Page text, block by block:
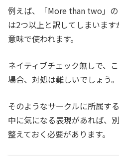
例えば、「More than two」
は2つ以上と訳してしまいま
意味で使われます。
ネイティブチェック無しで、
場合、対処は難しいでしょう。
そのようなサークルに所属す
中に気になる表現があれば、
整えておく必要があります。